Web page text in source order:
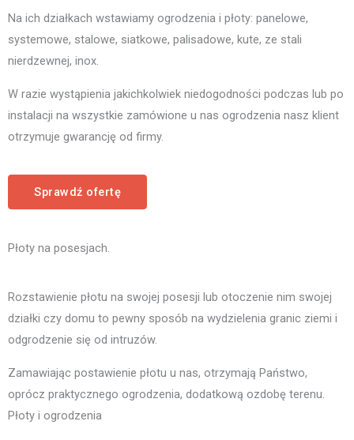
Na ich działkach wstawiamy ogrodzenia i płoty: panelowe,
systemowe, stalowe, siatkowe, palisadowe, kute, ze stali
nierdzewnej, inox.
W razie wystąpienia jakichkolwiek niedogodności podczas lub po
instalacji na wszystkie zamówione u nas ogrodzenia nasz klient
otrzymuje gwarancję od firmy.
Sprawdź ofertę
Płoty na posesjach.
Rozstawienie płotu na swojej posesji lub otoczenie nim swojej
działki czy domu to pewny sposób na wydzielenia granic ziemi i
odgrodzenie się od intruzów.
Zamawiając postawienie płotu u nas, otrzymają Państwo,
oprócz praktycznego ogrodzenia, dodatkową ozdobę terenu.
Płoty i ogrodzenia